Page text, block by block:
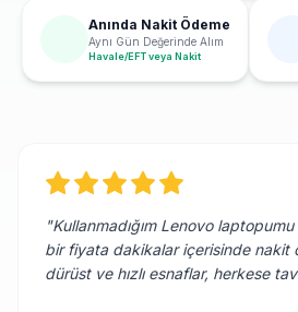
Anında Nakit Ödeme
Aynı Gün Değerinde Alım
Havale/EFT veya Nakit
"Kullanmadığım Lenovo
bir fiyata dakikalar içerisinde nakit
dürüst ve hızlı esnaflar, herkese